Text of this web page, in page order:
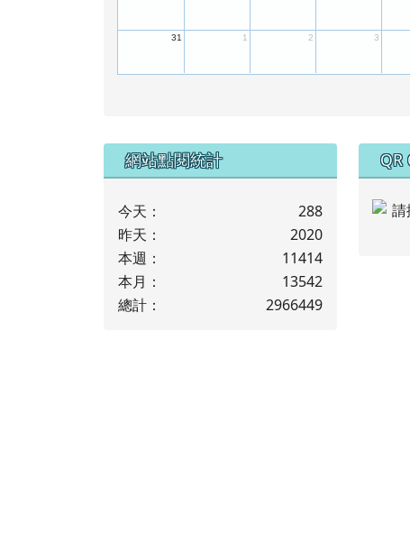
31 1 2 3
下中左區域內容
網站點閱統計
今天：
288
昨天：
2020
本週：
11414
本月：
13542
總計：
2966449
下QR